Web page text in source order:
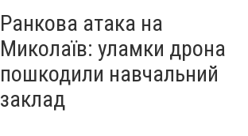
Ранкова атака на
Миколаїв: уламки дрона
пошкодили навчальний
заклад